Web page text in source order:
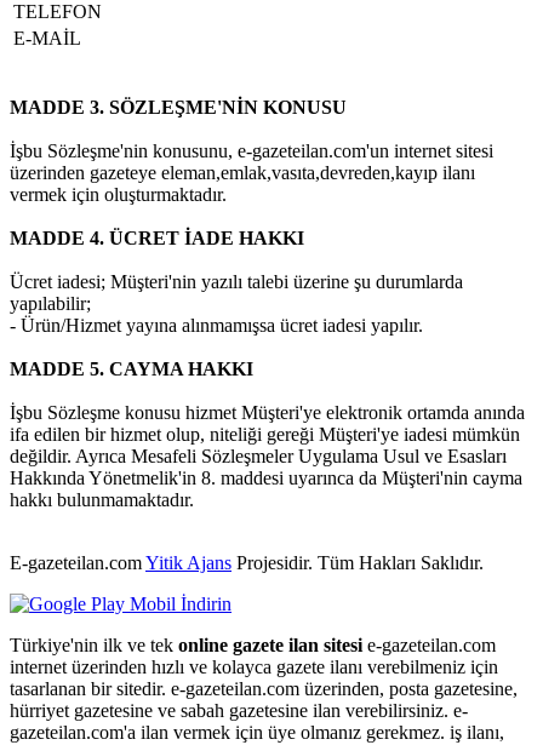
TELEFON
E-MAİL
MADDE 3. SÖZLEŞME'NİN KONUSU
İşbu Sözleşme'nin konusunu, e-gazeteilan.com'un internet sitesi
üzerinden gazeteye eleman,emlak,vasıta,devreden,kayıp ilanı
vermek için oluşturmaktadır.
MADDE 4. ÜCRET İADE HAKKI
Ücret iadesi; Müşteri'nin yazılı talebi üzerine şu durumlarda
yapılabilir;
- Ürün/Hizmet yayına alınmamışsa ücret iadesi yapılır.
MADDE 5. CAYMA HAKKI
İşbu Sözleşme konusu hizmet Müşteri'ye elektronik ortamda anında
ifa edilen bir hizmet olup, niteliği gereği Müşteri'ye iadesi mümkün
değildir. Ayrıca Mesafeli Sözleşmeler Uygulama Usul ve Esasları
Hakkında Yönetmelik'in 8. maddesi uyarınca da Müşteri'nin cayma
hakkı bulunmamaktadır.
E-gazeteilan.comYitik Ajans Projesidir. Tüm Hakları Saklıdır.
Türkiye'nin ilk ve tek online gazete ilan sitesi e-gazeteilan.com
internet üzerinden hızlı ve kolayca gazete ilanı verebilmeniz için
tasarlanan bir sitedir. e-gazeteilan.com üzerinden, posta gazetesine,
hürriyet gazetesine ve sabah gazetesine ilan verebilirsiniz. e-
gazeteilan.com'a ilan vermek için üye olmanız gerekmez. iş ilanı,